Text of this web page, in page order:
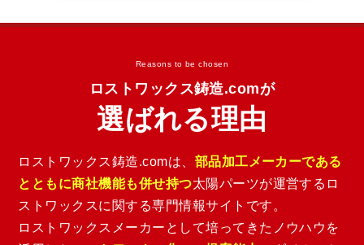
Reasons to be chosen
ロストワックス鋳造.comが
選ばれる理由
ロストワックス鋳造.comは、 部品加工メーカーである
とともに商社機能も併せ持つ太陽パーツが運営するロ
ストワックスに関する専門情報サイトです。
ロストワックスメーカーとして培ってきたノウハウを